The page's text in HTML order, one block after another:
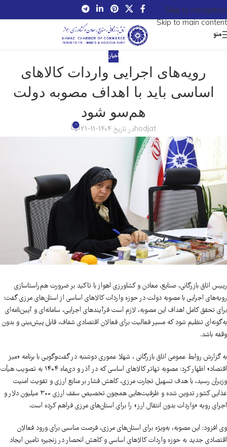
Skip to navigation
Skip to main content
منو
اخبار
رویه‌های اجرایی واردات کالاهای
اساسی باید با اهداف مصوبه دولت
هم‌سو شود
hodjatدر تاریخ 1404-11-21 0
رییس اتاق بازرگانی، صنایع، معادن و کشاورزی اهواز با تاکید بر ضرورت هم‌راستاسازی
رویه‌های اجرایی با مصوبه دولت در حوزه واردات کالاهای اساسی از استان‌های مرزی گفت:
برای تحقق کامل اهداف این مصوبه، لازم است فرآیندهای اجرایی، سامانه‌ای و آیین‌نامه‌ای
به‌گونه‌ای تنظیم شود که مسیر فعالیت برای فعالان اقتصادی شفاف، قابل پیش‌بینی و بدون
وقفه باشد.
به گزارش روابط عمومی اتاق بازرگانی ، شهلا عموری دوشنبه در گفت‌وگویی با برنامه «میز
اقتصاد» اظهار کرد: مصوبه تهاتر کالاهای اساسی که در آذر و دی‌ماه ۱۴۰۴ به تصویب هیأت
وزیران رسید، با هدف تسهیل تجارت مرزی، کاهش فشار بر منابع ارزی و تقویت امنیت
غذایی کشور تدوین شده و ظرفیت‌هایی همچون تخصیص سقف ارزی ۳۰۰ میلیون دلار و
اجرای رویه «واردات بدون انتقال ارز» را برای استان‌های مرزی فراهم کرده است.
وی افزود: این مصوبه، به‌ویژه برای استان‌های مرزی، فرصت مناسبی برای ورود فعالان
اقتصادی جدید به حوزه واردات کالاهای اساسی و کاهش انحصار در زنجیره تامین ایجاد